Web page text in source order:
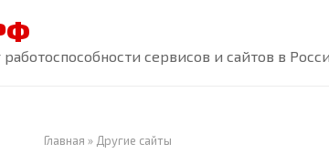
сервисов и сайтов в
Главная » Другие сайты